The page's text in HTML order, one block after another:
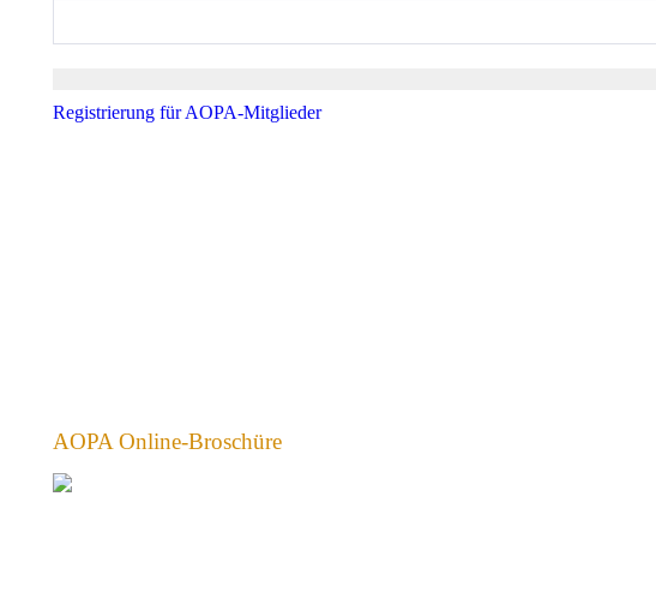
Registrierung für AOPA-Mitglieder
AOPA Online-Broschüre